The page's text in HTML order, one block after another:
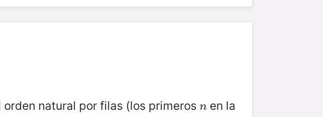
orden natural por filas (los primerosn
n en la